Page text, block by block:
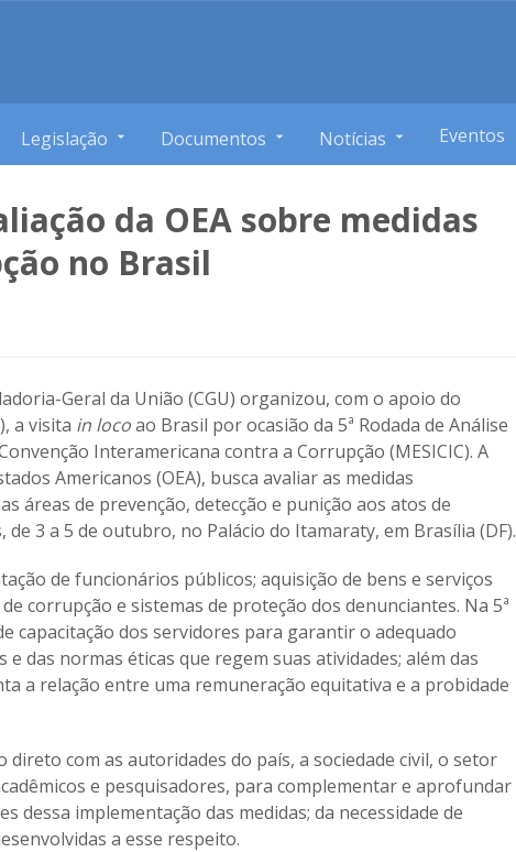
Legislação Documentos Notícias Eventos
da OEA sobre medidas
no Brasil
Geral da União (CGU) organizou, com o apoio do
a visita in locoao Brasil por ocasião da 5ª Rodada de Análise
Interamericana contra a Corrupção (MESICIC). A
Americanos (OEA), busca avaliar as medidas
áreas de prevenção, detecção e punição aos atos de
3 a 5 de outubro, no Palácio do Itamaraty, em Brasília (DF).
de funcionários públicos; aquisição de bens e serviços
corrupção e sistemas de proteção dos denunciantes. Na 5ª
capacitação dos servidores para garantir o adequado
das normas éticas que regem suas atividades; além das
a relação entre uma remuneração equitativa e a probidade
com as autoridades do país, a sociedade civil, o setor
e pesquisadores, para complementar e aprofundar
dessa implementação das medidas; da necessidade de
a esse respeito.